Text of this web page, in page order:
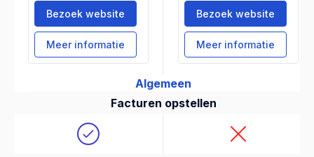
Bezoek website
Meer informatie
Bezoek website
Meer informatie
Algemeen
Facturen opstellen